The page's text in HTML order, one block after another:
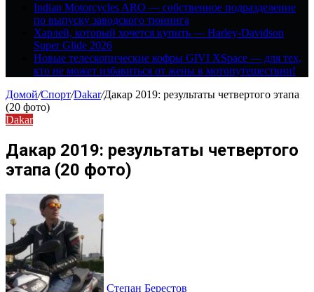
Indian Motorcycles ARO — собственное подразделение
по выпуску заводского тюнинга
Харлей, который хочется купить — Harley-Davidson
Super Glide 2026
Новые телескопические кофры GIVI XSpace — для тех,
кто не может избавиться от жены в мотопутешествии!
Домой/Спорт/Dakar/Дакар 2019: результаты четвертого этапа
(20 фото)
Dakar
Дакар 2019: результаты четвертого
этапа (20 фото)
Степан Берестов